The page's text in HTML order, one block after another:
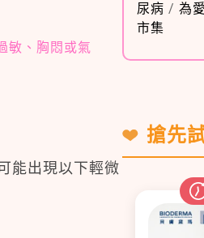
敏、胸悶或氣
能出現以下輕微
尿病 / 為
市集
搶先